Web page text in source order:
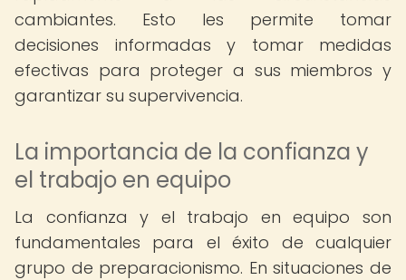
cambiantes. Esto les permite tomar
decisiones informadas y tomar medidas
efectivas para proteger a sus miembros y
garantizar su supervivencia.
La importancia de la confianza y
el trabajo en equipo
La confianza y el trabajo en equipo son
fundamentales para el éxito de cualquier
grupo de preparacionismo. En situaciones de